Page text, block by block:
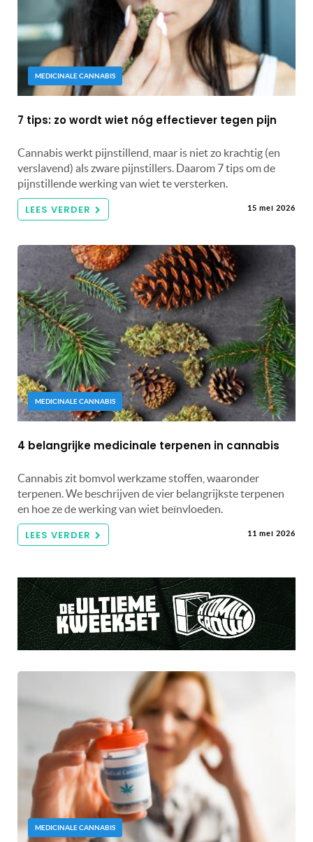
MEDICINALE CANNABIS
7 tips: zo wordt wiet nóg effectiever tegen pijn
Cannabis werkt pijnstillend, maar is niet zo krachtig (en
verslavend) als zware pijnstillers. Daarom 7 tips om de
pijnstillende werking van wiet te versterken.
LEES VERDER 15 mei 2026
MEDICINALE CANNABIS
4 belangrijke medicinale terpenen in cannabis
Cannabis zit bomvol werkzame stoffen, waaronder
terpenen. We beschrijven de vier belangrijkste terpenen
en hoe ze de werking van wiet beïnvloeden.
LEES VERDER 11 mei 2026
MEDICINALE CANNABIS